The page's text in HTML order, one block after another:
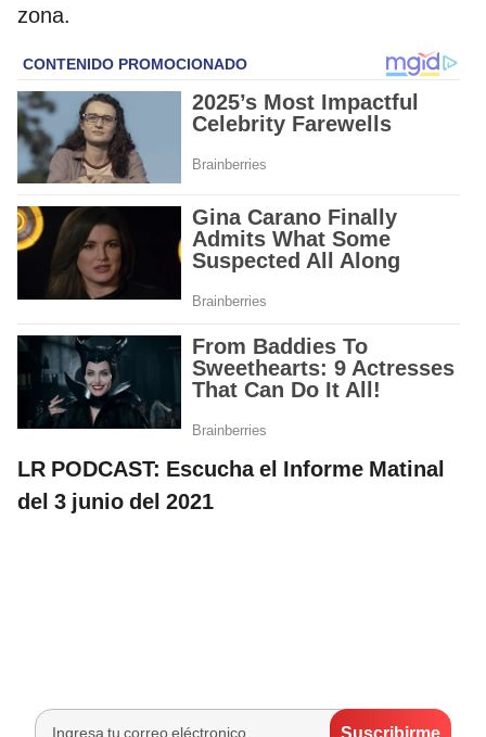
zona.
LR PODCAST: Escucha el Informe Matinal
del 3 junio del 2021